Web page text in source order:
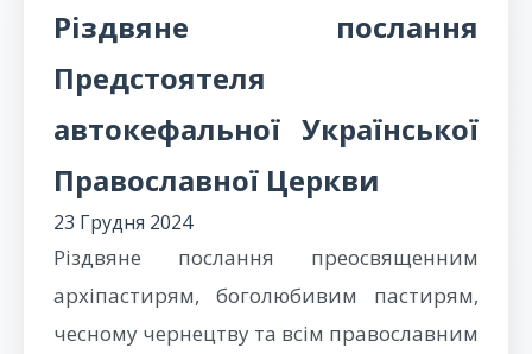
Різдвяне послання
Предстоятеля
автокефальної Української
Православної Церкви
23 Грудня 2024
Різдвяне послання преосвященним
архіпастирям, боголюбивим пастирям,
чесному чернецтву та всім православним